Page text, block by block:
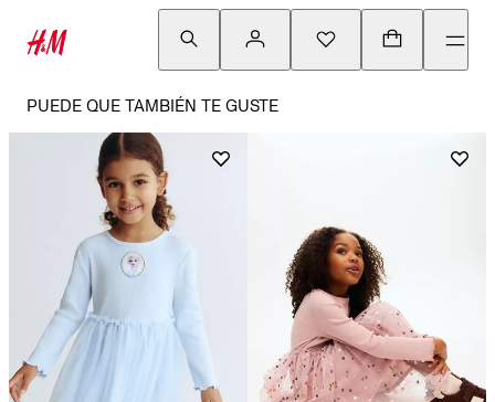
PUEDE QUE TAMBIÉN TE GUSTE